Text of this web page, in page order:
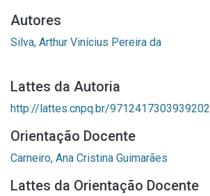
Autores
Silva, Arthur Vinícius Pereira da
Lattes da Autoria
http://lattes.cnpq.br/9712417303939202
Orientação Docente
Carneiro, Ana Cristina Guimarães
Lattes da Orientação Docente